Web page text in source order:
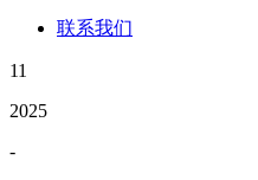
联系我们
11
2025
-